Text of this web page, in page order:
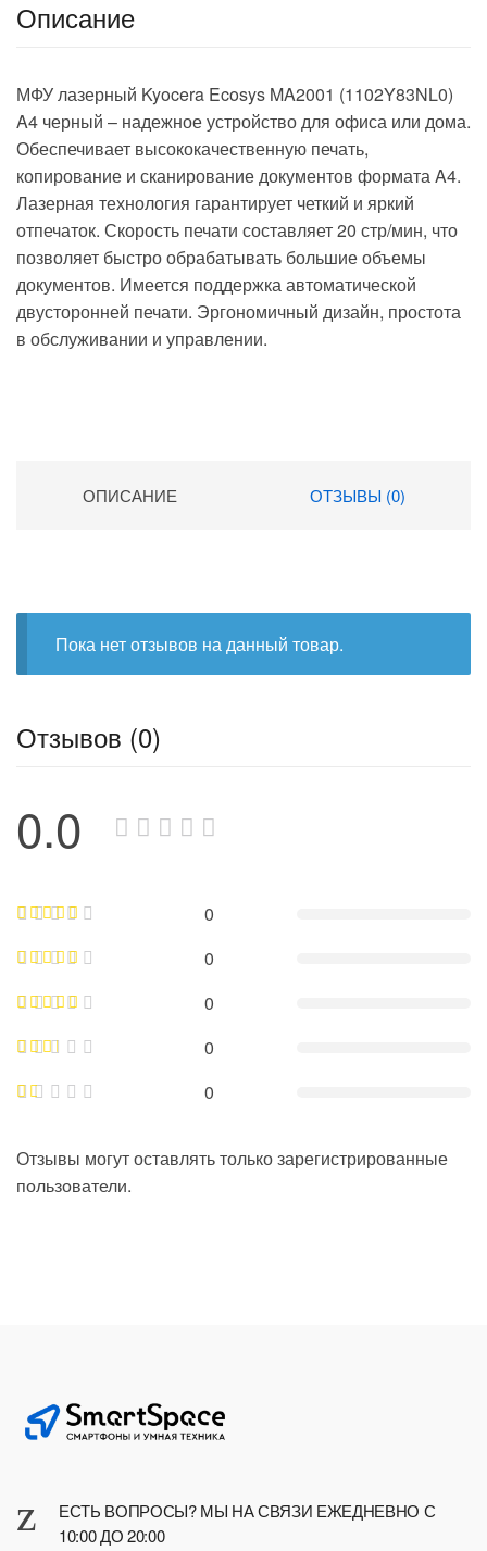
Описание
МФУ лазерный Kyocera Ecosys MA2001 (1102Y83NL0)
A4 черный – надежное устройство для офиса или дома.
Обеспечивает высококачественную печать,
копирование и сканирование документов формата A4.
Лазерная технология гарантирует четкий и яркий
отпечаток. Скорость печати составляет 20 стр/мин, что
позволяет быстро обрабатывать большие объемы
документов. Имеется поддержка автоматической
двусторонней печати. Эргономичный дизайн, простота
в обслуживании и управлении.
ОПИСАНИЕ ОТЗЫВЫ (0)
Пока нет отзывов на данный товар.
Отзывов (0)
0.0
0
0
0
0
0
Отзывы могут оставлять только зарегистрированные
пользователи.
ЕСТЬ ВОПРОСЫ? МЫ НА СВЯЗИ ЕЖЕДНЕВНО С
10:00 ДО 20:00